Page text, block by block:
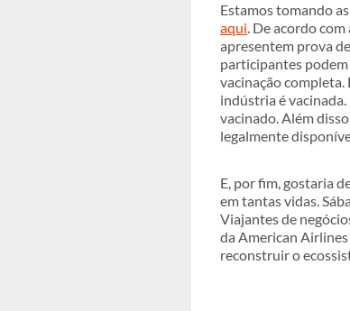
Estamos tomando
aqui. De acordo
apresentem prova
participantes
vacinação completa.
indústria é
vacinado. Além
legalmente
E, por fim, gostaria
em tantas vidas.
Viajantes de
da American Airlines
reconstruir o